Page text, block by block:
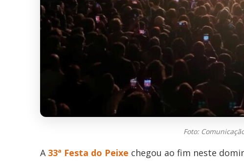
Foto:
A 33ª Festa do Peixe chegou ao fim neste